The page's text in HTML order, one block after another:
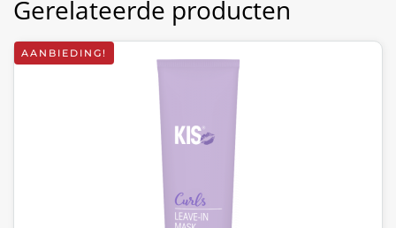
Gerelateerde producten
AANBIEDING!